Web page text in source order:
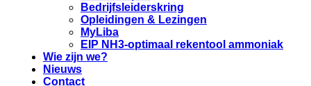
Bedrijfsleiderskring
Opleidingen & Lezingen
MyLiba
EIP NH3-optimaal rekentool ammoniak
Wie zijn we?
Nieuws
Contact